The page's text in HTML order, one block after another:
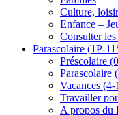
Culture,
Enfance –
Consulter les
Parascolaire (1P-
Préscolaire
Parascolaire
Vacances (4-
Travailler
A propos du